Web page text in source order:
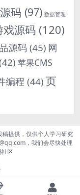
码 (97) 数据管理
戏源码 (120)
源码 (45) 网
苹果CMS
编程 (44)页
提供，仅供个人学习研究
，我们会尽快处理
区